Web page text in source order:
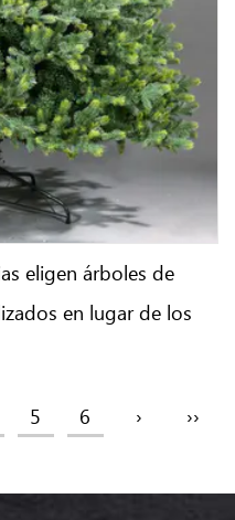
eligen árboles de
en lugar de los
5 6 › ››